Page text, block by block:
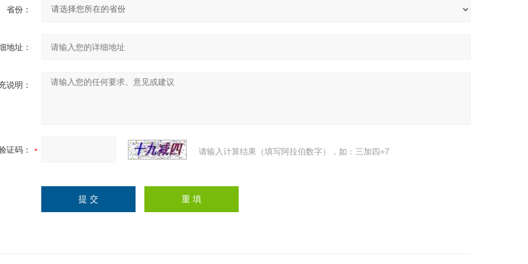
省份：
地址：
说明：
证码： 请输入计算结果（填写阿拉伯数字），如：三加四=7